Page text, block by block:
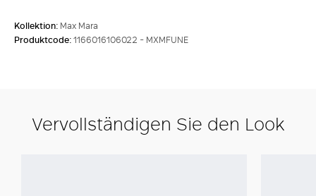
Kollektion: Max Mara
Produktcode:1166016106022 - MXMFUNE
Vervollständigen Sie den Look